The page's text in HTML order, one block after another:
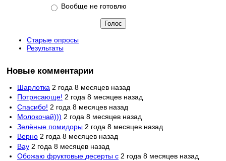
Вообще не готовлю
Старые опросы
Результаты
Новые комментарии
Шарлотка 2 года 8 месяцев назад
Потрясающе! 2 года 8 месяцев назад
Спасибо! 2 года 8 месяцев назад
Молокочай))) 2 года 8 месяцев назад
Зелёные помидоры 2 года 8 месяцев назад
Верно 2 года 8 месяцев назад
Вау 2 года 8 месяцев назад
Обожаю фруктовые десерты с 2 года 8 месяцев назад